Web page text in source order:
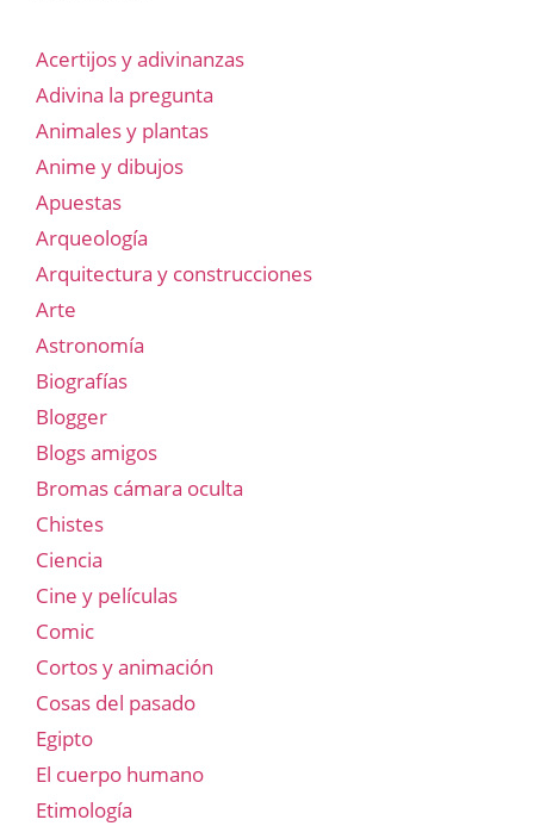
Acertijos y adivinanzas
Adivina la pregunta
Animales y plantas
Anime y dibujos
Apuestas
Arqueología
Arquitectura y construcciones
Arte
Astronomía
Biografías
Blogger
Blogs amigos
Bromas cámara oculta
Chistes
Ciencia
Cine y películas
Comic
Cortos y animación
Cosas del pasado
Egipto
El cuerpo humano
Etimología